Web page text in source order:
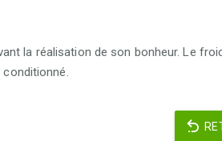
la réalisation de son bonheur. Le